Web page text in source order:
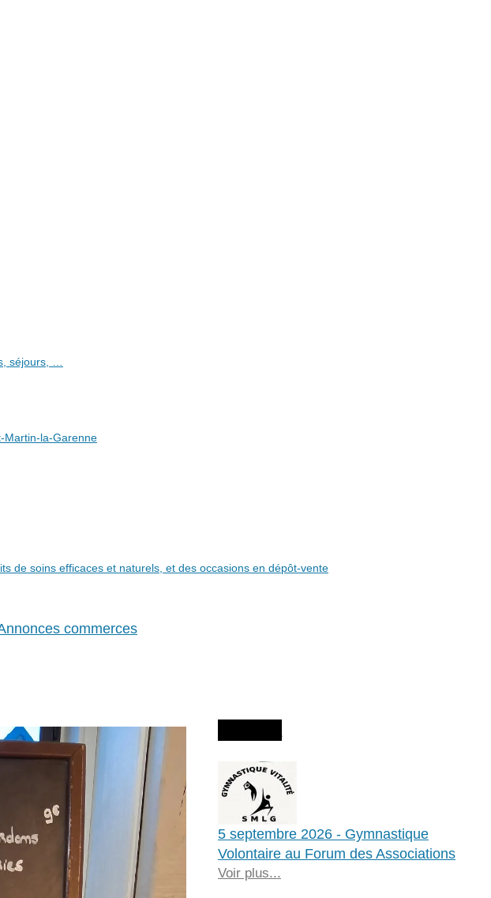
séjours, …
Martin-la-Garenne
de soins efficaces et naturels, et des occasions en dépôt-vente
commerces
5 septembre 2026 - Gymnastique
Volontaire au Forum des Associations
Voir plus...